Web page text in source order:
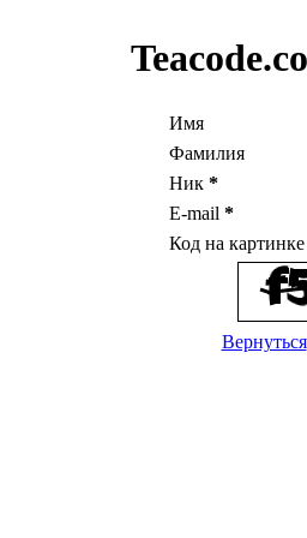
Имя
Фамилия
Ник *
E-mail *
Код на
Вернуться